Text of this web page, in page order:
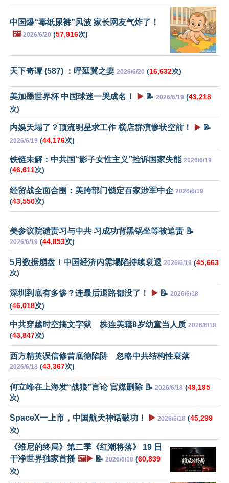
中国爆“毒纸尿裤”风波 家长网友气炸了！
🖼️ 2026/6/20 (57,916次)
天下奇谭 (587) ：呼延冀之妻 2026/6/20 (16,632次)
美加墨世界杯 中国球迷一哭成名！ ▶️ 📝 2026/6/19 (43,218
次)
内娱天塌了？顶流明星求工作 横店群演惨状空前！ ▶️ 📝
2026/6/19 (44,176次)
铁链未解：中共国“影子女性主义”控诉国家失能 2026/6/19
(46,611次)
经贸战全面合围：美跨部门锁定百家涉军中企 2026/6/19
(43,550次)
美参议院谴责习与中共 习成功背黑锅坐等被追责 📝
2026/6/19 (44,853次)
5月数据崩盘！中国经济内需塌陷持续衰退 2026/6/19 (45,663
次)
深圳到底有多惨？连最后退路都没了！ ▶️ 📝 2026/6/18
(46,018次)
中共穿越时空搞文字狱 株连美籍8岁幼童当人质 2026/6/18
(43,847次)
西方精英误信修昔底德陷阱 忽略中共结构性衰落
2026/6/18 (43,367次)
何立峰在上海发“战狼”言论 官媒删除 📝 2026/6/18 (49,195
次)
SpaceX一上市，中国航天神话破功！ ▶️ 2026/6/18 (45,299
次)
《维尼的终局》第二季《红潮将落》 19 日
干净世界独家首播 🖼️▶️ 📝 2026/6/18 (60,839
次)